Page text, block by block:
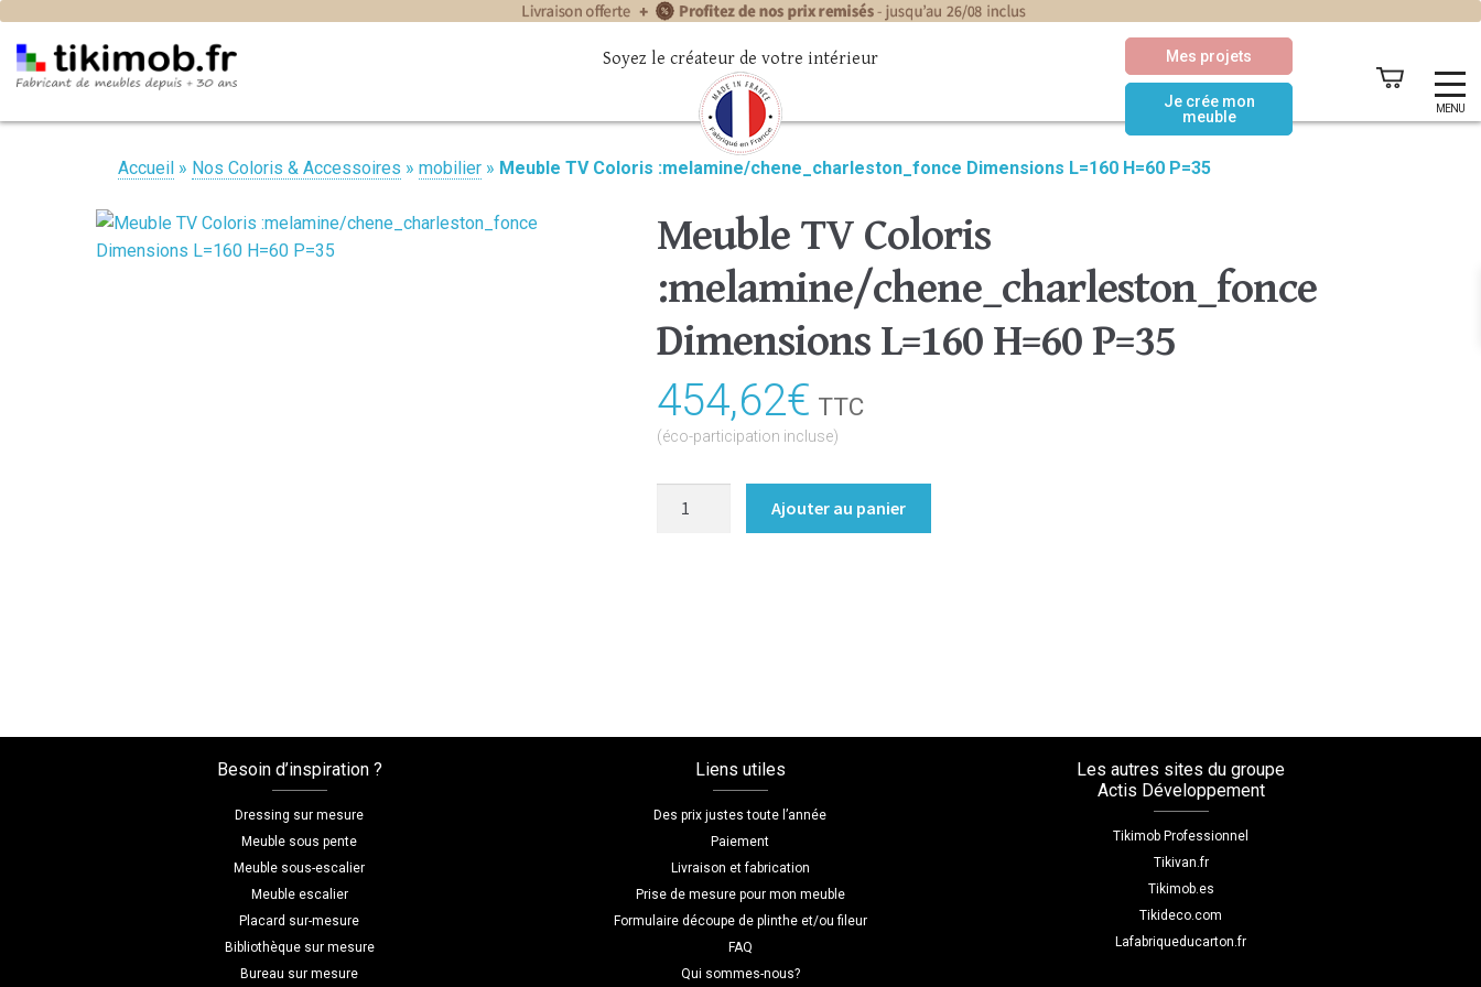
MENU
Mes projets
Je crée mon
meuble
Soyez le créateur de votre intérieur
Accueil » Nos Coloris & Accessoires » mobilier » Meuble TV Coloris :melamine/chene_charleston_fonce Dimensions L=160 H=60 P=35
Meuble TV Coloris
:melamine/chene_charleston_fonce
Dimensions L=160 H=60 P=35
454,62€ TTC
(éco-participation incluse)
P=35
Ajouter au panier
Besoin d’inspiration ?
Dressing sur mesure
Meuble sous pente
Meuble sous-escalier
Meuble escalier
Placard sur-mesure
Bibliothèque sur mesure
Bureau sur mesure
Liens utiles
Des prix justes toute l’année
Paiement
Livraison et fabrication
Prise de mesure pour mon meuble
Formulaire découpe de plinthe et/ou fileur
FAQ
Qui sommes-nous?
Les autres sites du groupe
Actis Développement
Tikimob Professionnel
Tikivan.fr
Tikimob.es
Tikideco.com
Lafabriqueducarton.fr